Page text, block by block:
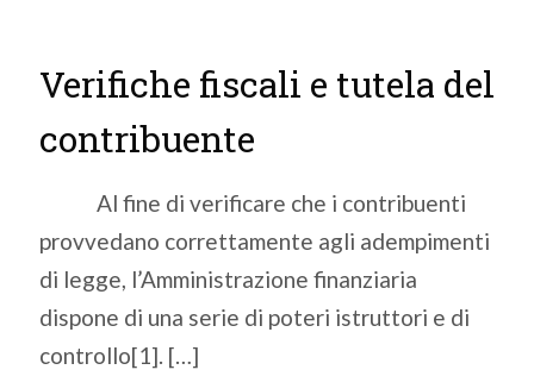
Verifiche fiscali e tutela del
contribuente
Al fine di verificare che i contribuenti
provvedano correttamente agli adempimenti
di legge, l’Amministrazione finanziaria
dispone di una serie di poteri istruttori e di
controllo[1]. […]